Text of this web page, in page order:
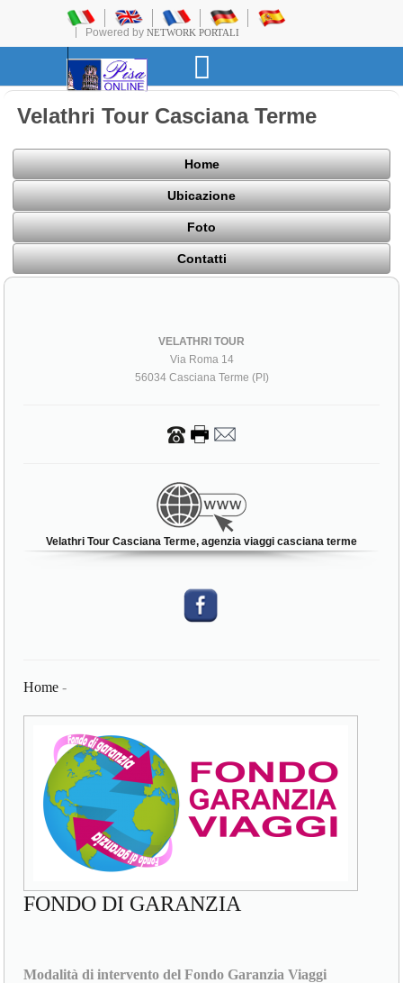
Powered by NETWORK PORTALI
Velathri Tour Casciana Terme
Home
Ubicazione
Foto
Contatti
VELATHRI TOUR
Via Roma 14
56034 Casciana Terme (PI)
Velathri Tour Casciana Terme, agenzia viaggi casciana terme
Home -
FONDO DI GARANZIA
Modalità di intervento del Fondo Garanzia Viaggi